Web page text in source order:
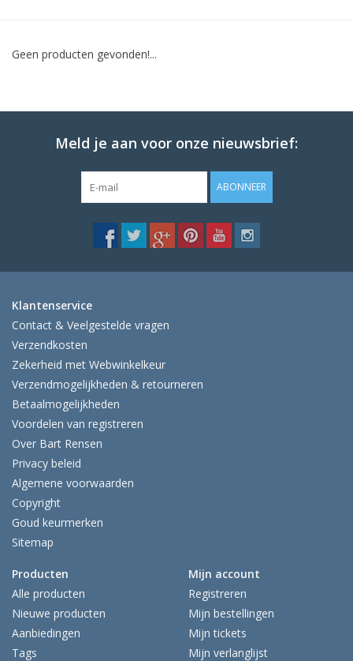
Geen producten gevonden!...
Meld je aan voor onze nieuwsbrief:
ABONNEER
Klantenservice
Contact & Veelgestelde vragen
Verzendkosten
Zekerheid met Webwinkelkeur
Verzendmogelijkheden & retourneren
Betaalmogelijkheden
Voordelen van registreren
Over Bart Rensen
Privacy beleid
Algemene voorwaarden
Copyright
Goud keurmerken
Sitemap
Producten
Alle producten
Nieuwe producten
Aanbiedingen
Tags
Mijn account
Registreren
Mijn bestellingen
Mijn tickets
Mijn verlanglijst